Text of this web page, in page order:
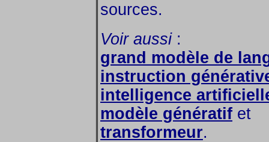
sources.
Voir aussi:
grand modèle de
instruction
intelligence
modèle génératif et
transformeur.